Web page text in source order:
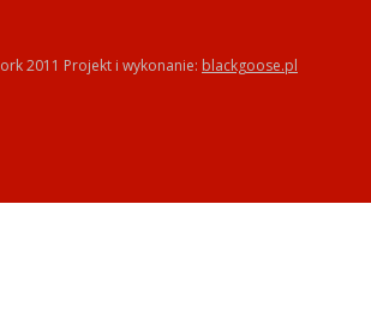
2011 Projekt i wykonanie: blackgoose.pl